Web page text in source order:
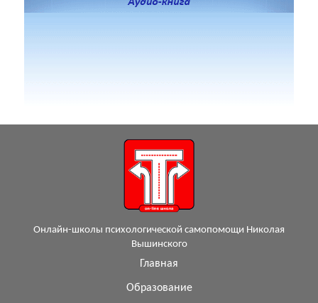
Онлайн-школы психологической самопомощи Николая
Вышинского
Главная
Образование